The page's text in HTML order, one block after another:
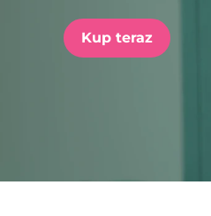
Kup teraz
issa™ Teeth Whitening Set
POPULARNY